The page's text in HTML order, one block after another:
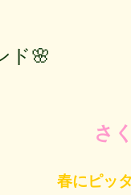
ド🌸
さ
春にピッ